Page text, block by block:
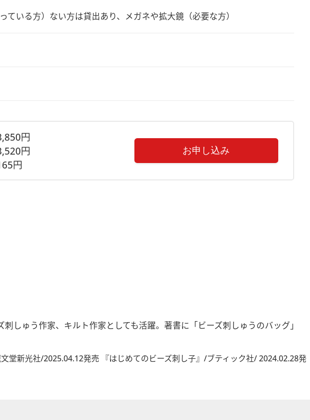
いる方）ない方は貸出あり、メガネや拡大鏡（必要な方）
円
円
円
お申し込み
しゅう作家、キルト作家としても活躍。著書に「ビーズ刺しゅうのバッグ」
堂新光社/2025.04.12発売 『はじめてのビーズ刺し子』/ブティック社/ 2024.02.28発